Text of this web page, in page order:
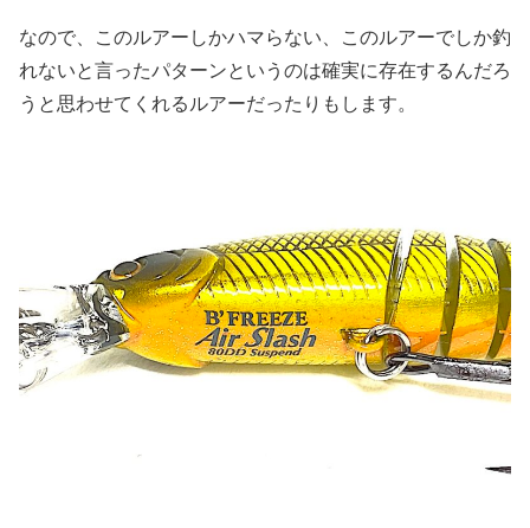
なので、このルアーしかハマらない、このルアーでしか釣
れないと言ったパターンというのは確実に存在するんだろ
うと思わせてくれるルアーだったりもします。